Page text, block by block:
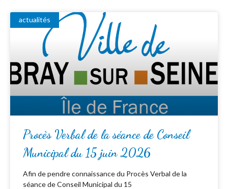
actualités
Procès Verbal de la séance de Conseil
Municipal du 15 juin 2026
Afin de pendre connaissance du Procès Verbal de la
séance de Conseil Municipal du 15